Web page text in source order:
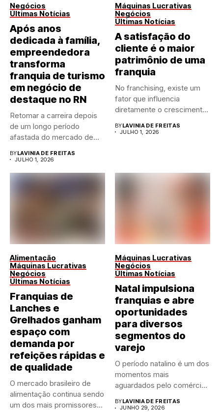
Negócios
Últimas Notícias
Após anos
dedicada à família,
empreendedora
transforma
franquia de turismo
em negócio de
destaque no RN
Retomar a carreira depois
de um longo período
afastada do mercado de...
BYLAVINIA DE FREITAS
JULHO 1, 2026
Máquinas Lucrativas
Negócios
Últimas Notícias
A satisfação do
cliente é o maior
patrimônio de uma
franquia
No franchising, existe um
fator que influencia
diretamente o crescimento
BYLAVINIA DE FREITAS
JULHO 1, 2026
Alimentação
Máquinas Lucrativas
Negócios
Últimas Notícias
Franquias de
Lanches e
Grelhados ganham
espaço com
demanda por
refeições rápidas e
de qualidade
O mercado brasileiro de
alimentação continua sendo
um dos mais promissores
Máquinas Lucrativas
Negócios
Últimas Notícias
Natal impulsiona
franquias e abre
oportunidades
para diversos
segmentos do
varejo
O período natalino é um dos
momentos mais
aguardados pelo comércio
BYLAVINIA DE FREITAS
JUNHO 29, 2026